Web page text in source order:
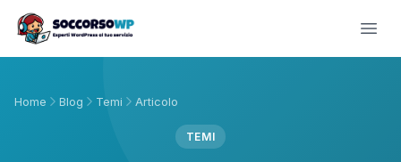
Home Blog Temi Articolo
TEMI